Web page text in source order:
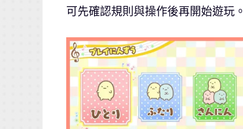
可先確認規則與操作後再開始遊玩。